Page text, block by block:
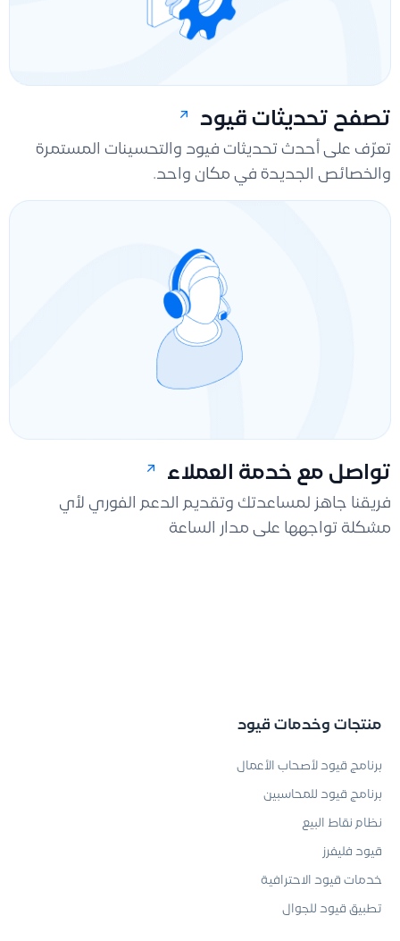
تصفح تحديثات قيود
تعرّف على أحدث تحديثات فيود والتحسينات المستمرة
والخصائص الجديدة في مكان واحد.
تواصل مع خدمة العملاء
فريقنا جاهز لمساعدتك وتقديم الدعم الفوري لأي
مشكلة تواجهها على مدار الساعة
منتجات وخدمات قيود
برنامج قيود لأصحاب الأعمال
برنامج قيود للمحاسبين
نظام نقاط البيع
قيود فليفرز
خدمات قيود الاحترافية
تطبيق قيود للجوال